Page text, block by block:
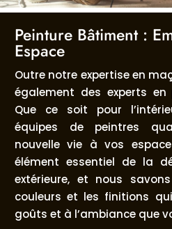
Peinture Bâtiment :
Espace
Outre notre expertise en
également des experts
Que ce soit pour
équipes de peintres
nouvelle vie à vos
élément essentiel de la
extérieure, et nous
couleurs et les finitions
goûts et à l’ambiance que